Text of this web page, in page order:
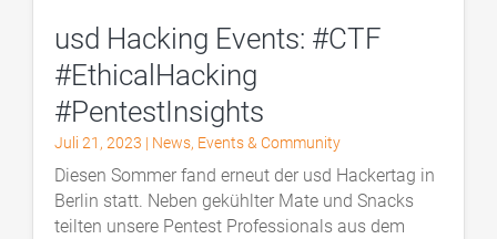
usd Hacking Events: #CTF
#EthicalHacking
#PentestInsights
Juli 21, 2023 | News, Events & Community
Diesen Sommer fand erneut der usd Hackertag in
Berlin statt. Neben gekühlter Mate und Snacks
teilten unsere Pentest Professionals aus dem